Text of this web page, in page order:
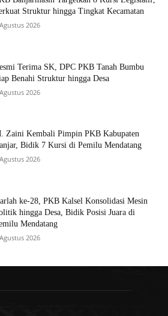
Struktur hingga Tingkat Kecamatan
2026
Terima SK, DPC PKB Tanah Bumbu
Benahi Struktur hingga Desa
2026
Zaini Kembali Pimpin PKB Kabupaten
Bidik 7 Kursi di Pemilu Mendatang
2026
ke-28, PKB Kalsel Konsolidasi Mesin
hingga Desa, Bidik Posisi Juara di
Mendatang
2026